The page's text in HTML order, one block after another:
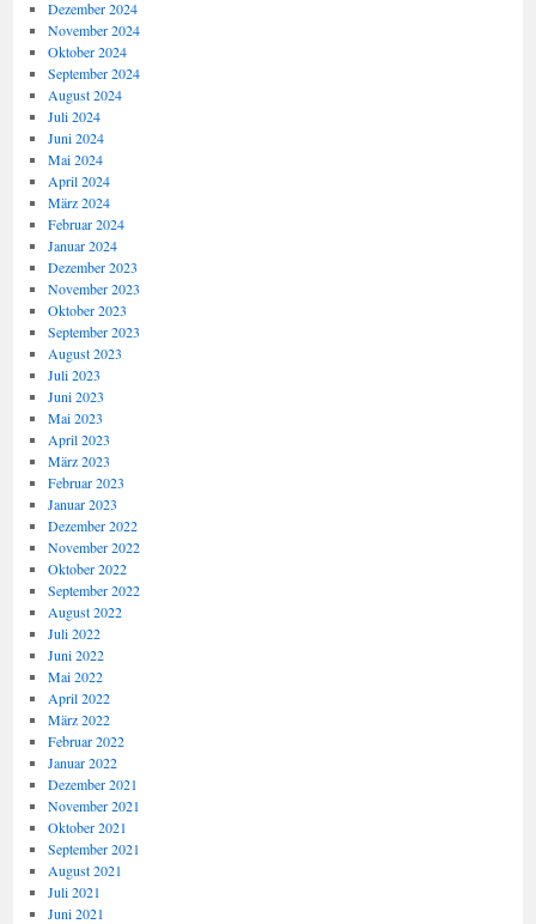
Dezember 2024
November 2024
Oktober 2024
September 2024
August 2024
Juli 2024
Juni 2024
Mai 2024
April 2024
März 2024
Februar 2024
Januar 2024
Dezember 2023
November 2023
Oktober 2023
September 2023
August 2023
Juli 2023
Juni 2023
Mai 2023
April 2023
März 2023
Februar 2023
Januar 2023
Dezember 2022
November 2022
Oktober 2022
September 2022
August 2022
Juli 2022
Juni 2022
Mai 2022
April 2022
März 2022
Februar 2022
Januar 2022
Dezember 2021
November 2021
Oktober 2021
September 2021
August 2021
Juli 2021
Juni 2021